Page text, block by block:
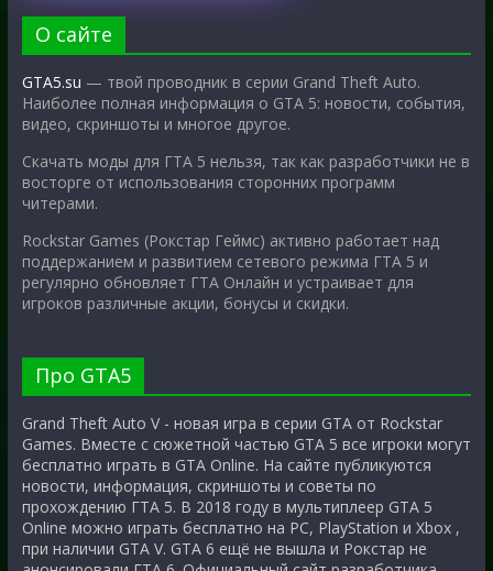
О сайте
GTA5.su — твой проводник в серии Grand Theft Auto.
Наиболее полная информация о GTA 5: новости, события,
видео, скриншоты и многое другое.
Скачать моды для ГТА 5 нельзя, так как разработчики не в
восторге от использования сторонних программ
читерами.
Rockstar Games (Рокстар Геймс) активно работает над
поддержанием и развитием сетевого режима ГТА 5 и
регулярно обновляет ГТА Онлайн и устраивает для
игроков различные акции, бонусы и скидки.
Про GTA5
Grand Theft Auto V - новая игра в серии GTA от Rockstar
Games. Вместе с сюжетной частью GTA 5 все игроки могут
бесплатно играть в GTA Online. На сайте публикуются
новости, информация, скриншоты и советы по
прохождению ГТА 5. В 2018 году в мультиплеер GTA 5
Online можно играть бесплатно на PC, PlayStation и Xbox ,
при наличии GTA V. GTA 6 ещё не вышла и Рокстар не